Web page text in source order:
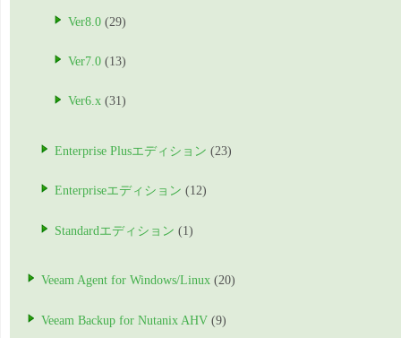
Ver8.0 (29)
Ver7.0 (13)
Ver6.x (31)
Enterprise Plusエディション (23)
Enterpriseエディション (12)
Standardエディション (1)
Veeam Agent for Windows/Linux (20)
Veeam Backup for Nutanix AHV (9)